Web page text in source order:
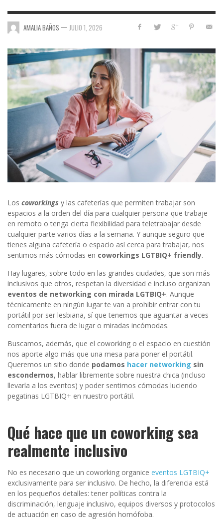
AMALIA BAÑOS — JULIO 1, 2026
Los coworkings y las cafeterías que permiten trabajar son
espacios a la orden del día para cualquier persona que trabaje
en remoto o tenga cierta flexibilidad para teletrabajar desde
cualquier parte varios días a la semana. Y aunque seguro que
tienes alguna cafetería o espacio así cerca para trabajar, nos
sentimos más cómodas en coworkings LGTBIQ+ friendly.
Hay lugares, sobre todo en las grandes ciudades, que son más
inclusivos que otros, respetan la diversidad e incluso organizan
eventos de networking con mirada LGTBIQ+. Aunque
técnicamente en ningún lugar te van a prohibir entrar con tu
portátil por ser lesbiana, sí que tenemos que aguantar a veces
comentarios fuera de lugar o miradas incómodas.
Buscamos, además, que el coworking o el espacio en cuestión
nos aporte algo más que una mesa para poner el portátil.
Queremos un sitio donde podamos hacer networking sin
escondernos, hablar libremente sobre nuestra chica (incluso
llevarla a los eventos) y poder sentirnos cómodas luciendo
pegatinas LGTBIQ+ en nuestro portátil.
Qué hace que un coworking sea
realmente inclusivo
No es necesario que un coworking organice eventos LGTBIQ+
exclusivamente para ser inclusivo. De hecho, la diferencia está
en los pequeños detalles: tener políticas contra la
discriminación, lenguaje inclusivo, equipos diversos y protocolos
de actuación en caso de agresión homófoba.